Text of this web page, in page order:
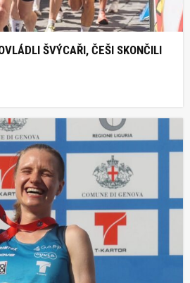
ŠVÝCAŘI, ČEŠI SKONČILI